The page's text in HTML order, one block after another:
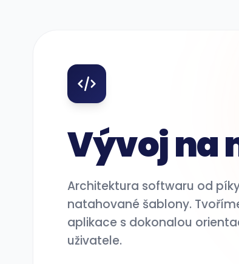
Vývoj na
Architektura softwaru od
natahované šablony.
aplikace s dokonalou
uživatele.